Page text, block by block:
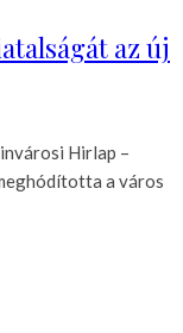
az új
Hirlap –
a város